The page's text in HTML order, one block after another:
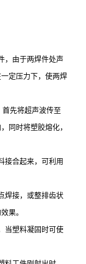
，由于两焊件处声
定压力下，使两焊
先将超声波传至
同时将塑胶熔化，
接合起来，可利用
焊接，或整排齿状
果。
当塑料凝固时可使